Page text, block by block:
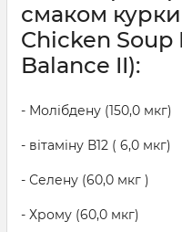
смаком
Chicken Soup
Balance II):
- Молібдену (150,0 мкг)
- вітаміну В12 ( 6,0
- Селену (60,0 мкг )
- Хрому (60,0 мкг)